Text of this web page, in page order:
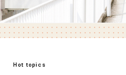
Hot topics